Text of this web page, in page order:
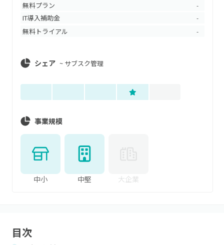
無料プラン -
IT導入補助金 -
無料トライアル -
シェア ~ サブスク管理
事業規模
中小 中堅 大企業
目次